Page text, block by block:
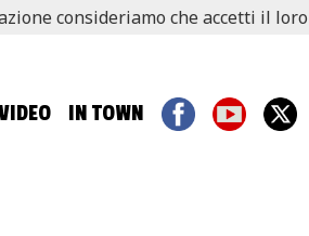
IN TOWN
consideriamo che accetti il loro